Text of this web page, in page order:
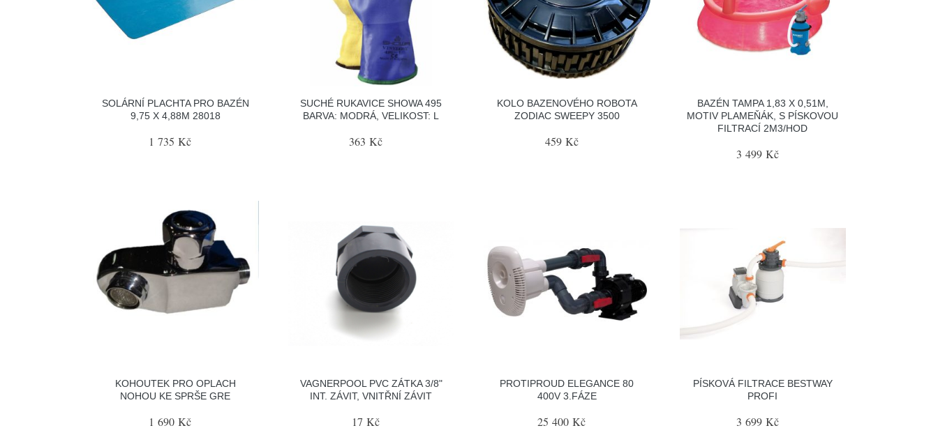
SOLÁRNÍ PLACHTA PRO BAZÉN
9,75 X 4,88M 28018
1 735 Kč
SUCHÉ RUKAVICE SHOWA 495
BARVA: MODRÁ, VELIKOST: L
363 Kč
KOLO BAZENOVÉHO ROBOTA
ZODIAC SWEEPY 3500
459 Kč
BAZÉN TAMPA 1,83 X 0,51M,
MOTIV PLAMEŇÁK, S PÍSKOVOU
FILTRACÍ 2M3/HOD
3 499 Kč
KOHOUTEK PRO OPLACH
NOHOU KE SPRŠE GRE
1 690 Kč
VAGNERPOOL PVC ZÁTKA 3/8"
INT. ZÁVIT, VNITŘNÍ ZÁVIT
17 Kč
PROTIPROUD ELEGANCE 80
400V 3.FÁZE
25 400 Kč
PÍSKOVÁ FILTRACE BESTWAY
PROFI
3 699 Kč